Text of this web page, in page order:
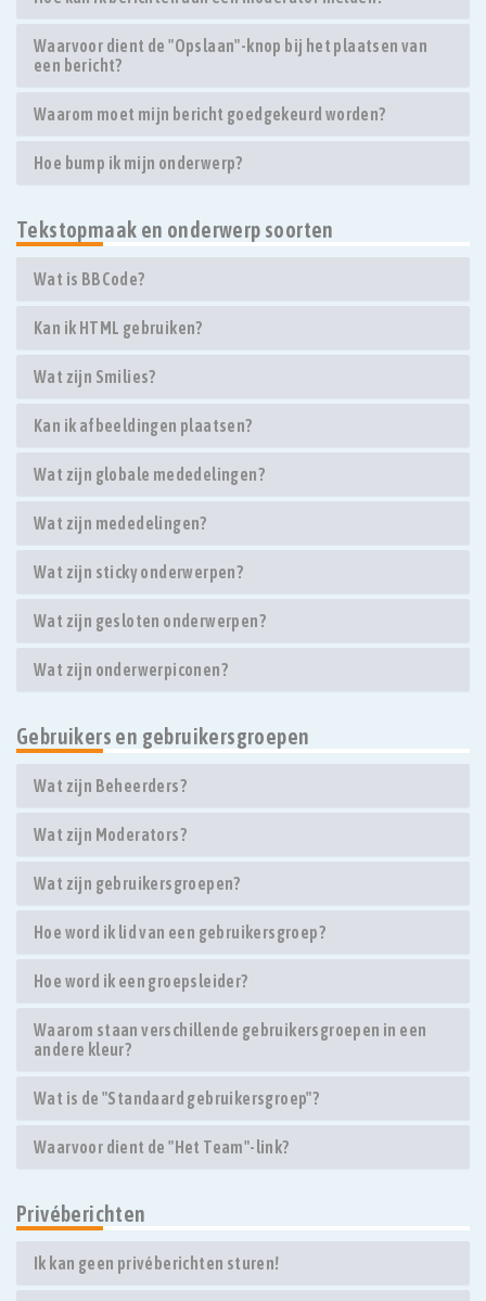
Waarvoor dient de "Opslaan"-knop bij het plaatsen van
een bericht?
Waarom moet mijn bericht goedgekeurd worden?
Hoe bump ik mijn onderwerp?
Tekstopmaak en onderwerp soorten
Wat is BBCode?
Kan ik HTML gebruiken?
Wat zijn Smilies?
Kan ik afbeeldingen plaatsen?
Wat zijn globale mededelingen?
Wat zijn mededelingen?
Wat zijn sticky onderwerpen?
Wat zijn gesloten onderwerpen?
Wat zijn onderwerpiconen?
Gebruikers en gebruikersgroepen
Wat zijn Beheerders?
Wat zijn Moderators?
Wat zijn gebruikersgroepen?
Hoe word ik lid van een gebruikersgroep?
Hoe word ik een groepsleider?
Waarom staan verschillende gebruikersgroepen in een
andere kleur?
Wat is de "Standaard gebruikersgroep"?
Waarvoor dient de "Het Team"-link?
Privéberichten
Ik kan geen privéberichten sturen!